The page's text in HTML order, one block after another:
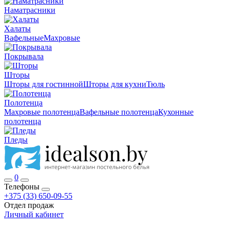
Наматрасники
Халаты
ВафельныеМахровые
Покрывала
Шторы
Шторы для гостиннойШторы для кухниТюль
Полотенца
Махровые полотенцаВафельные полотенцаКухонные
полотенца
Пледы
0
Телефоны
+375 (33) 650-09-55
Отдел продаж
Личный кабинет